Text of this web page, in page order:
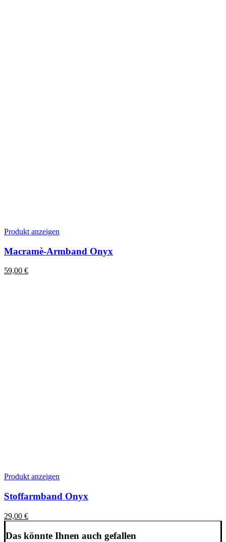
Produkt anzeigen
Macramè-Armband Onyx
59,00 €
Produkt anzeigen
Stoffarmband Onyx
29,00 €
Das könnte Ihnen auch gefallen